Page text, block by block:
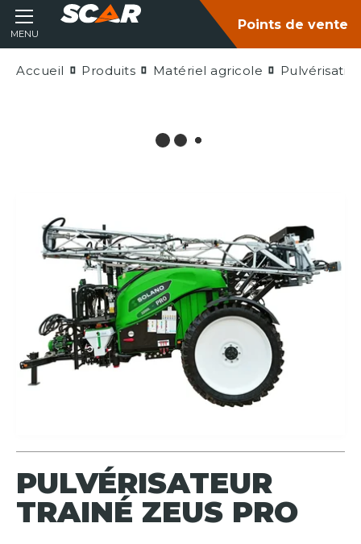
MENU
Points de vente
Accueil Produits Matériel agricole
PULVÉRISATEUR
TRAINÉ ZEUS PRO